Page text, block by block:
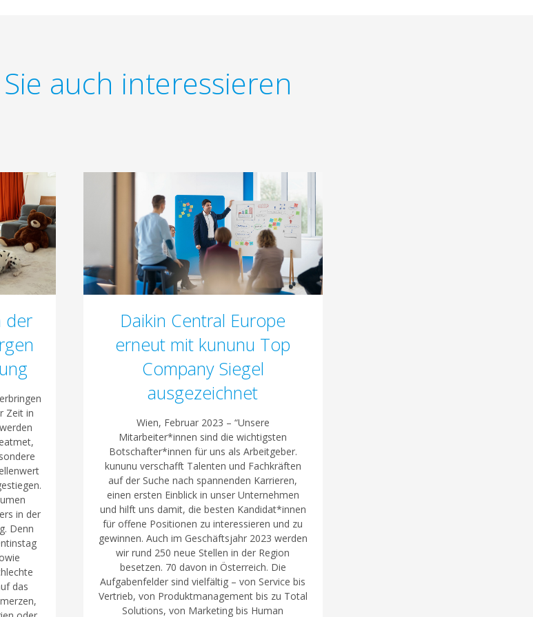
auch interessieren
der
Zeit in
in der
Denn
das
Daikin Central Europe
erneut mit kununu Top
Company Siegel
ausgezeichnet
Wien, Februar 2023 – “Unsere
Mitarbeiter*innen sind die wichtigsten
Botschafter*innen für uns als Arbeitgeber.
kununu verschafft Talenten und Fachkräften
auf der Suche nach spannenden Karrieren,
einen ersten Einblick in unser Unternehmen
und hilft uns damit, die besten Kandidat*innen
für offene Positionen zu interessieren und zu
gewinnen. Auch im Geschäftsjahr 2023 werden
wir rund 250 neue Stellen in der Region
besetzen. 70 davon in Österreich. Die
Aufgabenfelder sind vielfältig – von Service bis
Vertrieb, von Produktmanagement bis zu Total
Solutions, von Marketing bis Human